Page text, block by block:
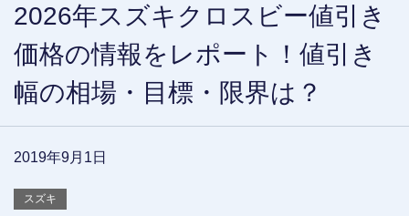
2026年スズキクロスビー値引き
価格の情報をレポート！値引き
幅の相場・目標・限界は？
2019年9月1日
スズキ